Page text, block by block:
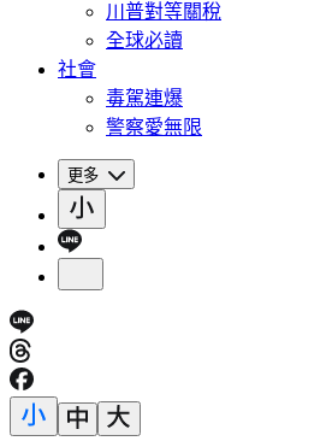
川普對等關稅
全球必讀
社會
毒駕連爆
警察愛無限
更多